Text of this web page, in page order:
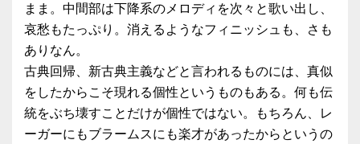
まま。中間部は下降系のメロディを次々と歌い出し、
哀愁もたっぷり。消えるようなフィニッシュも、さも
ありなん。
古典回帰、新古典主義などと言われるものには、真似
をしたからこそ現れる個性というものもある。何も伝
統をぶち壊すことだけが個性ではない。もちろん、レ
ーガーにもブラームスにも楽才があったからというの